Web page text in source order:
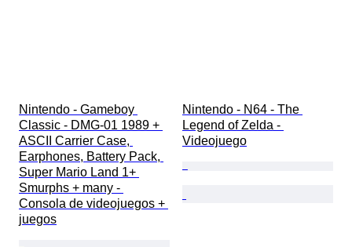
Nintendo - Gameboy
Classic - DMG-01 1989 +
ASCII Carrier Case,
Earphones, Battery Pack,
Super Mario Land 1+
Smurphs + many -
Consola de videojuegos +
juegos
Nintendo - N64 - The
Legend of Zelda -
Videojuego